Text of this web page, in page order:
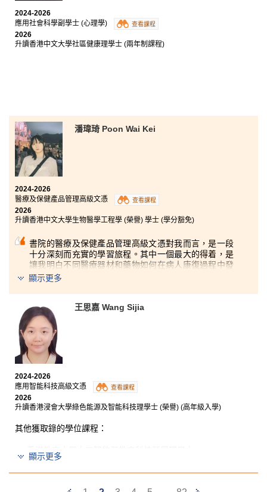
書院向學生提供了豐富的資源，支持我們全面發展，並
透過交流團、實習和參與學生組織的機會，大大豐富了
我的學習經歷、提升了實用技能和加深我對社會的認
識。講師都十分盡責和熱心，學生發展資源中心的輔導
的學術目標，所以我非常感恩有這段經歷。
2024-2026
應用社會科學副學士 (心理學)
查看課程
2026
升讀香港中文大學社區健康理學士 (兩年制課程)
潘瑋琦 Poon Wai Kei
2024-2026
醫療及保健產品管理高級文憑
查看課程
2026
升讀香港中文大學生物醫學工程學 (榮譽) 學士 (學分豁免)
書院的醫療及保健產品管理高級文憑對我而言，是一段
十分深刻而充實的學習旅程。其中一個最大的得着，是
讓我明白不同醫療器材和藥物如何在病人康復過程中發
揮直接而重要的作用。透過這段學習經歷，我深深體會
到，醫療保健並不只是關乎藥物本身，更在於科研與科
技如何互相配合，提升大眾的生活質素。
我十分感謝講師在學習路上的悉心指導和職涯建議。他
們鼓勵我學習不要只停留於表面的知識，而是進一步思
考科學背後的原理與意義，從而激發了我對醫療保健行
業的濃厚興趣。這段經歷不但拓闊了我對醫療系統的理
解，亦讓我更有信心迎接未來在醫療保健行業中的各種
挑戰。
顯示更多
王思嘉 Wang Sijia
2024-2026
應用智能科技高級文憑
查看課程
2026
升讀香港浸會大學綠色能源及智能科技理學士 (榮譽) (高年級入學)
其他獲取錄的學位課程：
香港教育大學人工智能與教育科技榮譽理學士
顯示更多